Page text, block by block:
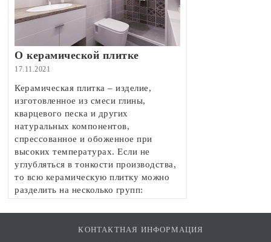
О керамической плитке
17.11.2021
Керамическая плитка – изделие,
изготовленное из смеси глины,
кварцевого песка и других
натуральных компонентов,
спрессованное и обоженное при
высоких температурах. Если не
углубляться в тонкости производства,
то всю керамическую плитку можно
разделить на несколько групп:
керамический гранит, клинкер и котто.
КОНТАКТНАЯ ИНФОРМАЦИЯ